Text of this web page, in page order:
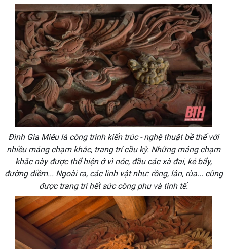
Đình Gia Miêu là công trình kiến trúc - nghệ thuật bề thế với
nhiều mảng chạm khắc, trang trí cầu kỳ. Những mảng chạm
khắc này được thể hiện ở vì nóc, đầu các xà đai, kẻ bẩy,
đường diềm... Ngoài ra, các linh vật như: rồng, lân, rùa... cũng
được trang trí hết sức công phu và tinh tế.